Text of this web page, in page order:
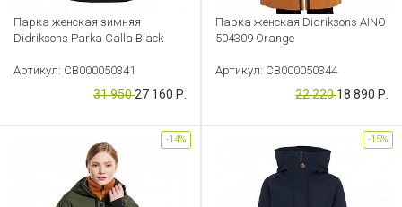
Парка женская зимняя
Didriksons Parka Calla Black
Артикул: CB000050341
31 95027 160 Р.
Парка женская Didriksons AINO
504309 Orange
Артикул: CB000050344
22 22018 890 Р.
-14% -15%